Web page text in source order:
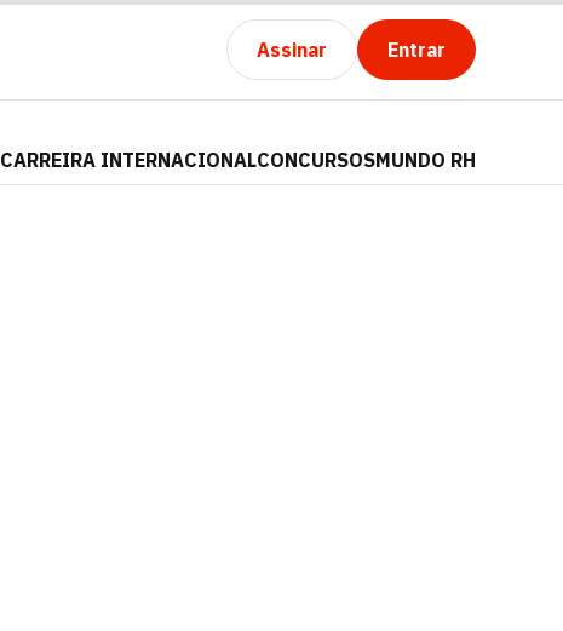
Assinar Entrar
CARREIRA INTERNACIONALCONCURSOSMUNDO RH